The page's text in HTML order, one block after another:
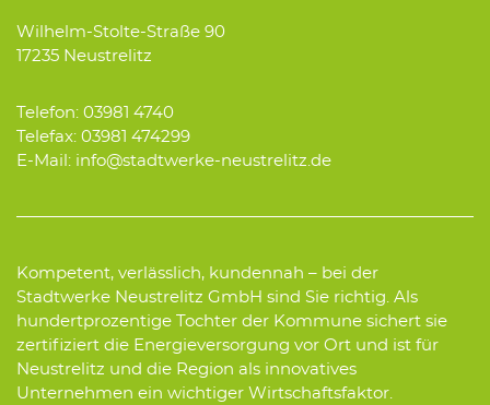
Wilhelm-Stolte-Straße 90
17235 Neustrelitz
Telefon: 03981 4740
Telefax: 03981 474299
E-Mail: info@stadtwerke-neustrelitz.de
Kompetent, verlässlich, kundennah – bei der
Stadtwerke Neustrelitz GmbH sind Sie richtig. Als
hundertprozentige Tochter der Kommune sichert sie
zertifiziert die Energieversorgung vor Ort und ist für
Neustrelitz und die Region als innovatives
Unternehmen ein wichtiger Wirtschaftsfaktor.